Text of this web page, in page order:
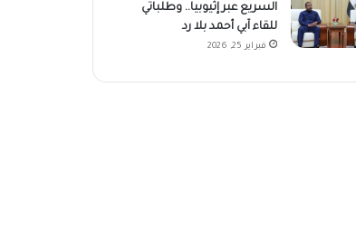
السريع عبر إثيوبيا.. وطلباتي
للقاء آبي أحمد بلا رد
فبراير 25, 2026